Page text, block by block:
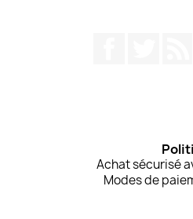
Achat sécurisé
Modes de